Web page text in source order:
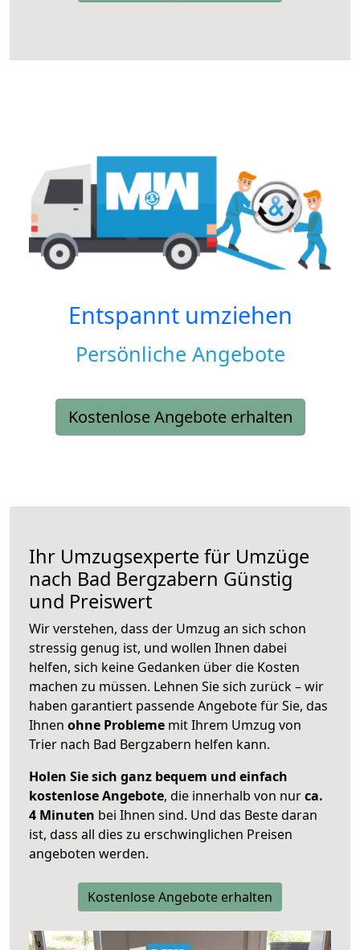
Entspannt umziehen
Persönliche Angebote
Kostenlose Angebote erhalten
Ihr Umzugsexperte für Umzüge
nach Bad Bergzabern Günstig
und Preiswert
Wir verstehen, dass der Umzug an sich schon
stressig genug ist, und wollen Ihnen dabei
helfen, sich keine Gedanken über die Kosten
machen zu müssen. Lehnen Sie sich zurück – wir
haben garantiert passende Angebote für Sie, das
Ihnen ohne Probleme mit Ihrem Umzug von
Trier nach Bad Bergzabern helfen kann.
Holen Sie sich ganz bequem und einfach
kostenlose Angebote, die innerhalb von nurca.
4 Minuten bei Ihnen sind. Und das Beste daran
ist, dass all dies zu erschwinglichen Preisen
angeboten werden.
Kostenlose Angebote erhalten